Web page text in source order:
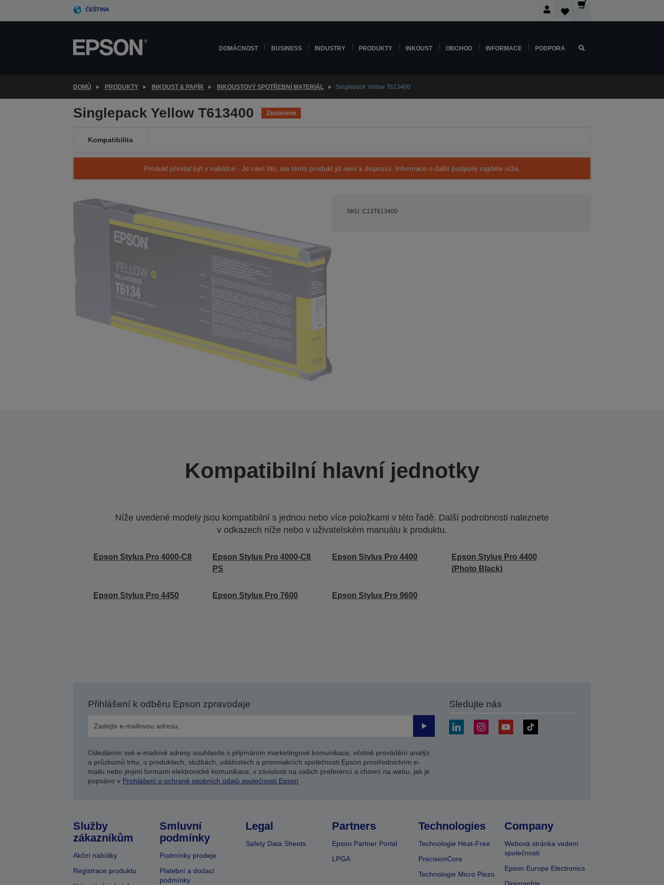
ČEŠTINA
DOMÁCNOST BUSINESS INDUSTRY PRODUKTY INKOUST OBCHOD INFORMACE PODPORA
DOMŮ PRODUKTY INKOUST & PAPÍR INKOUSTOVÝ SPOTŘEBNÍ MATERIÁL Singlepack Yellow T613400
Singlepack Yellow T613400 Zastaveno
Kompatibilita
Produkt přestal být v nabídce - Je nám líto, ale tento produkt již není k dispozici. Informace o další podpoře najdete níže.
SKU: C13T613400
Kompatibilní hlavní jednotky
Níže uvedené modely jsou kompatibilní s jednou nebo více položkami v této řadě. Další podrobnosti naleznete
v odkazech níže nebo v uživatelském manuálu k produktu.
Epson Stylus Pro 4000-C8
Epson Stylus Pro 4000-C8
PS
Epson Stylus Pro 4400
Epson Stylus Pro 4400
(Photo Black)
Epson Stylus Pro 4450 Epson Stylus Pro 7600 Epson Stylus Pro 9600
Přihlášení k odběru Epson zpravodaje
Odeslat
Odesláním své e-mailové adresy souhlasíte s přijímáním marketingové komunikace, včetně provádění analýz
a průzkumů trhu, o produktech, službách, událostech a promoakcích společnosti Epson prostřednictvím e-
mailu nebo jinými formami elektronické komunikace, v závislosti na vašich preferencí a chovní na webu, jak je
popsáno v Prohlášení o ochraně osobních údajů společnosti Epson
Sledujte nás
Služby
zákazníkům
Akční nabídky
Registrace produktu
Smluvní
podmínky
Podmínky prodeje
Platební a dodací
podmínky
Legal
Safety Data Sheets
Partners
Epson Partner Portal
LPGA
Technologies
Technologie Heat-Free
PrecisionCore
Technologie Micro Piezo
Company
Webová stránka vedení
společnosti
Epson Europe Electronics